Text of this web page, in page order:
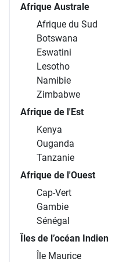
Afrique Australe
Afrique du Sud
Botswana
Eswatini
Lesotho
Namibie
Zimbabwe
Afrique de l'Est
Kenya
Ouganda
Tanzanie
Afrique de l'Ouest
Cap-Vert
Gambie
Sénégal
Îles de l’océan Indien
Île Maurice